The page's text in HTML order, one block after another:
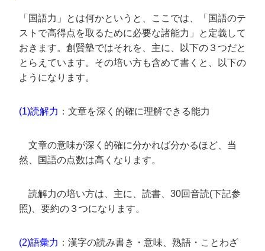
「国語力」とは何かというと、ここでは、「国語のテ
ストで高得点を取るために必要な諸能力」と定義して
おきます。創賢塾ではそれを、主に、以下の３つだと
とらえています。その培い方も含めて書くと、以下の
ようになります。
(1)読解力 ：文章を深く的確に理解できる能力
文章の意味が深く的確に分かれば分かるほど、当
然、国語の点数は高くなります。
読解力の培い方は、主に、読書、30回音読(下記参
照)、要約の３つになります。
(2)語彙力 ：漢字の読み書き・意味、熟語・ことわざ